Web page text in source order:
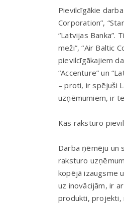
Pievilcīgākie
Corporation”,
“Latvijas Banka”.
meži”, “Air Baltic
pievilcīgākajiem
“Accenture” un
– proti, ir spējuši
uzņēmumiem, ir
Kas raksturo
Darba ņēmēju un
raksturo
kopējā izaugsme
uz inovācijām, ir
produkti, projekti,